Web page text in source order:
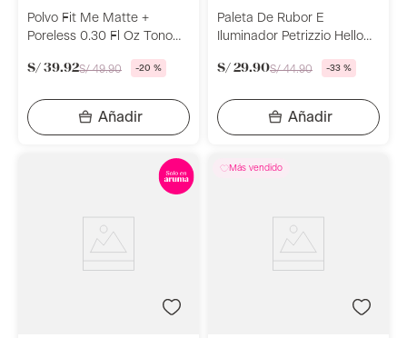
Polvo Fit Me Matte +
Poreless 0.30 Fl Oz Tono
S/ 39.92S/ 49.90 -20 %
Paleta De Rubor E
Iluminador Petrizzio Hello
Palette Sunrise
S/ 29.90S/ 44.90 -33 %